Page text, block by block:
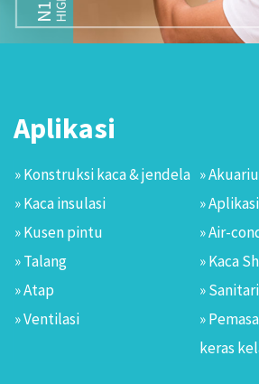
Aplikasi
» Konstruksi kaca & jendela
» Kaca insulasi
» Kusen pintu
» Talang
» Atap
» Ventilasi
»
»
» Air-
» Kaca
»
»
keras